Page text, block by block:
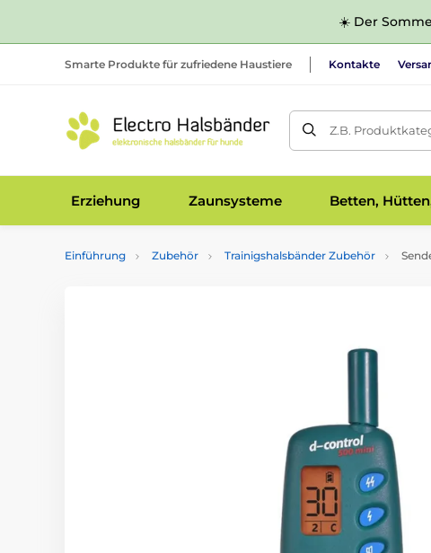
☀️ Der
Smarte Produkte für zufriedene Haustiere Kontakte
Z.B.
Erziehung Zaunsysteme Betten,
Einführung Zubehör Trainigshalsbänder Zubehör